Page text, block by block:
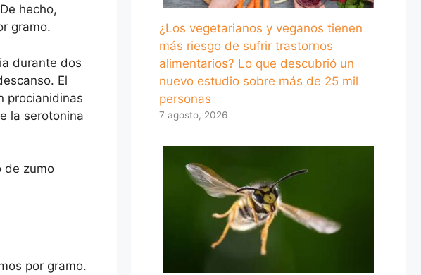
hecho,
gramo.
durante dos
El
procianidinas
la serotonina
de zumo
por gramo.
¿Los vegetarianos y veganos tienen
más riesgo de sufrir trastornos
alimentarios? Lo que descubrió un
nuevo estudio sobre más de 25 mil
personas
7 agosto, 2026